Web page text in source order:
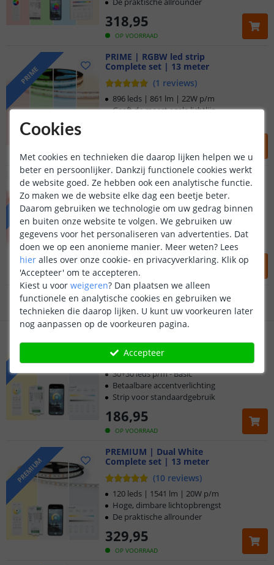
OP VOORRAAD
318,95
PRIME
PRIME | RGBW led strip
Complete set | 13 meter
(1 reviews)
OP VOORRAAD
896 leds | 861 lm | 22W p/m
Geeft de meest egale lichtlijn
PRO
PRO | RGBW led strip
Complete set | 13 meter
(2 reviews)
OP VOORRAAD
417,95
96 leds | 1231 lm | 25W p/m
Voor professionele toepassingen
Hoogste lichtopbrengst
Klantbeoordeling 9.1
Voor 23:45 uur besteld,morgen in huis
5 jaar garantie
Gratisverzending vanaf € 20,-
Klantbeoordeling 9.1
BASIC
BASIC | Dual White led strip
Complete set | 13 meter
(43
OP VOORRAAD
186,95
30+30 leds p/m - Basic
Betaalbare accentverlichting
Strip voor standaardgebruik
PREMIUM
PREMIUM | Dual White
Complete set | 13 meter
(10 reviews)
OP VOORRAAD
329,95
120 leds | 1541 lm | 20W p/m
Hoge, dimbare lichtopbrengst
De praktische allrounder
Cookies
Met cookies en technieken die daarop lijken helpen we u
beter en persoonlijker. Dankzij functionele cookies werkt
de website goed. Ze hebben ook een analytische functie.
Zo maken we de website elke dag een beetje beter.
Daarom gebruiken we technologie om uw gedrag binnen
en buiten onze website te volgen. We gebruiken uw
gegevens voor het personaliseren van advertenties. Dat
doen we op een anonieme manier. Meer weten? Lees
hier alles over onze cookie- en privacyverklaring. Klik op
'Accepteer' om te accepteren.
Kiest u voor weigeren? Dan plaatsen we alleen
functionele en analytische cookies en gebruiken we
technieken die daarop lijken. U kunt uw voorkeuren later
nog aanpassen op de voorkeuren pagina.
Accepteer